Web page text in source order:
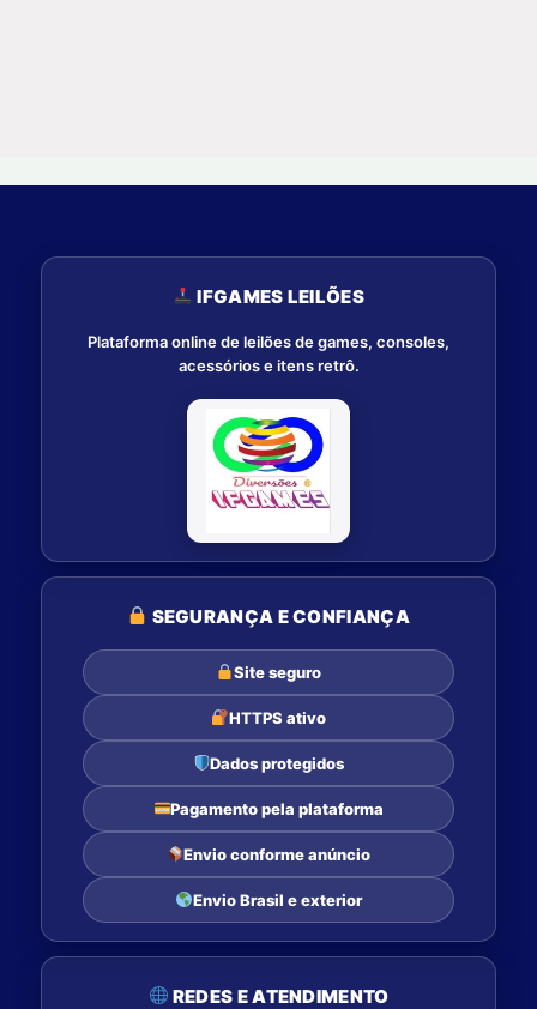
IFGAMES LEILÕES
Plataforma online de leilões de games, consoles,
acessórios e itens retrô.
SEGURANÇA E CONFIANÇA
Site seguro
HTTPS ativo
Dados protegidos
Pagamento pela plataforma
Envio conforme anúncio
Envio Brasil e exterior
REDES E ATENDIMENTO